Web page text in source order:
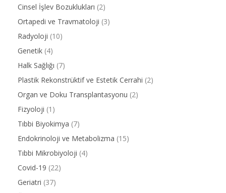
Cinsel İşlev Bozuklukları (2)
Ortapedi ve Travmatoloji (3)
Radyoloji (10)
Genetik (4)
Halk Sağlığı (7)
Plastik Rekonstrüktif ve Estetik Cerrahi (2)
Organ ve Doku Transplantasyonu (2)
Fizyoloji (1)
Tıbbi Biyokimya (7)
Endokrinoloji ve Metabolizma (15)
Tıbbi Mikrobiyoloji (4)
Covid-19 (22)
Geriatri (37)